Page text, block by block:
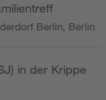
Berlin, Berlin
in der Krippe